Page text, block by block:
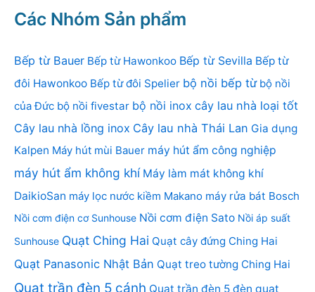
Các Nhóm Sản phẩm
Bếp từ Bauer Bếp từ Hawonkoo Bếp từ Sevilla Bếp từ
đôi Hawonkoo Bếp từ đôi Spelier bộ nồi bếp từ bộ nồi
của Đức bộ nồi fivestar bộ nồi inox cây lau nhà loại tốt
Cây lau nhà lồng inox Cây lau nhà Thái Lan Gia dụng
Kalpen Máy hút mùi Bauer máy hút ẩm công nghiệp
máy hút ẩm không khí Máy làm mát không khí
DaikioSan máy lọc nước kiềm Makano máy rửa bát Bosch
Nồi cơm điện cơ Sunhouse Nồi cơm điện Sato Nồi áp suất
Sunhouse Quạt Ching Hai Quạt cây đứng Ching Hai
Quạt Panasonic Nhật Bản Quạt treo tường Ching Hai
Quạt trần đèn 5 cánh Quạt trần đèn 5 đèn quạt